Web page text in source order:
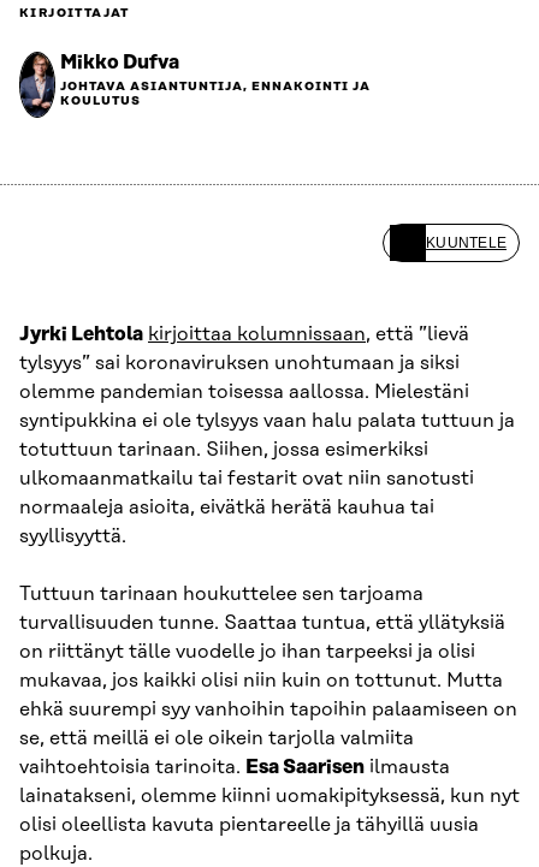
KIRJOITTAJAT
Mikko Dufva
JOHTAVA ASIANTUNTIJA, ENNAKOINTI JA
KOULUTUS
KUUNTELE
Jyrki Lehtola kirjoittaa kolumnissaan, että ”lievä
tylsyys” sai koronaviruksen unohtumaan ja siksi
olemme pandemian toisessa aallossa. Mielestäni
syntipukkina ei ole tylsyys vaan halu palata tuttuun ja
totuttuun tarinaan. Siihen, jossa esimerkiksi
ulkomaanmatkailu tai festarit ovat niin sanotusti
normaaleja asioita, eivätkä herätä kauhua tai
syyllisyyttä.
Tuttuun tarinaan houkuttelee sen tarjoama
turvallisuuden tunne. Saattaa tuntua, että yllätyksiä
on riittänyt tälle vuodelle jo ihan tarpeeksi ja olisi
mukavaa, jos kaikki olisi niin kuin on tottunut. Mutta
ehkä suurempi syy vanhoihin tapoihin palaamiseen on
se, että meillä ei ole oikein tarjolla valmiita
vaihtoehtoisia tarinoita. Esa Saarisen ilmausta
lainatakseni, olemme kiinni uomakipityksessä, kun nyt
olisi oleellista kavuta pientareelle ja tähyillä uusia
polkuja.